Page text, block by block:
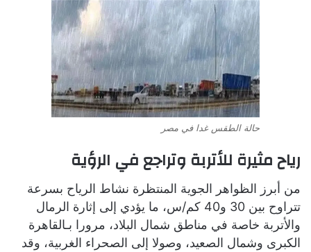
حالة الطقس غدا في مصر
رياح مثيرة للأتربة وتراجع في الرؤية
من أبرز الظواهر الجوية المنتظرة نشاط الرياح بسرعة
تتراوح بين 30 و40 كم/س، ما يؤدي إلى إثارة الرمال
والأتربة خاصة في مناطق شمال البلاد، مرورا بـالقاهرة
الكبرى وشمال الصعيد، وصولا إلى الصحراء الغربية، وقد